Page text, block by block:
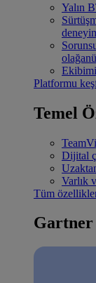
Yalın
Platformu
Temel
Dijital
Varlık
Tüm
Gartner